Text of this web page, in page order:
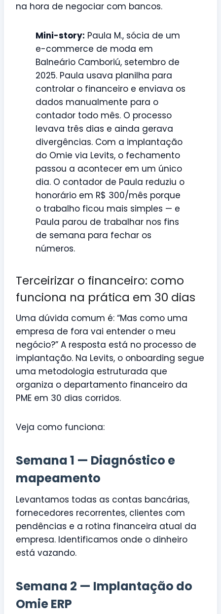
na hora de negociar com bancos.
Mini-story: Paula M., sócia de um
e-commerce de moda em
Balneário Camboriú, setembro de
2025. Paula usava planilha para
controlar o financeiro e enviava os
dados manualmente para o
contador todo mês. O processo
levava três dias e ainda gerava
divergências. Com a implantação
do Omie via Levits, o fechamento
passou a acontecer em um único
dia. O contador de Paula reduziu o
honorário em R$ 300/mês porque
o trabalho ficou mais simples — e
Paula parou de trabalhar nos fins
de semana para fechar os
números.
Terceirizar o financeiro: como
funciona na prática em 30 dias
Uma dúvida comum é: “Mas como uma
empresa de fora vai entender o meu
negócio?” A resposta está no processo de
implantação. Na Levits, o onboarding segue
uma metodologia estruturada que
organiza o departamento financeiro da
PME em 30 dias corridos.
Veja como funciona:
Semana 1 — Diagnóstico e
mapeamento
Levantamos todas as contas bancárias,
fornecedores recorrentes, clientes com
pendências e a rotina financeira atual da
empresa. Identificamos onde o dinheiro
está vazando.
Semana 2 — Implantação do
Omie ERP